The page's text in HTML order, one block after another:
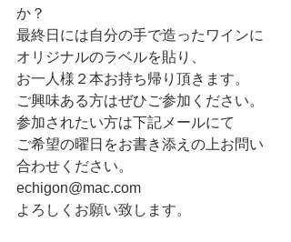
か？
最終日には自分の手で造ったワインに
オリジナルのラベルを貼り、
お一人様２本お持ち帰り頂きます。
ご興味ある方はぜひご参加ください。
参加されたい方は下記メールにて
ご希望の曜日をお書き添えの上お問い
合わせください。
echigon@mac.com
よろしくお願い致します。